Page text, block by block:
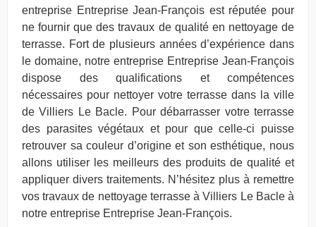
entreprise Entreprise Jean-François est réputée pour
ne fournir que des travaux de qualité en nettoyage de
terrasse. Fort de plusieurs années d’expérience dans
le domaine, notre entreprise Entreprise Jean-François
dispose des qualifications et compétences
nécessaires pour nettoyer votre terrasse dans la ville
de Villiers Le Bacle. Pour débarrasser votre terrasse
des parasites végétaux et pour que celle-ci puisse
retrouver sa couleur d’origine et son esthétique, nous
allons utiliser les meilleurs des produits de qualité et
appliquer divers traitements. N’hésitez plus à remettre
vos travaux de nettoyage terrasse à Villiers Le Bacle à
notre entreprise Entreprise Jean-François.